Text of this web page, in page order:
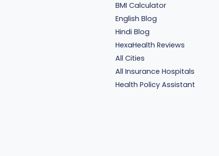
BMI Calculator
English Blog
Hindi Blog
HexaHealth Reviews
All Cities
All Insurance Hospitals
Health Policy Assistant